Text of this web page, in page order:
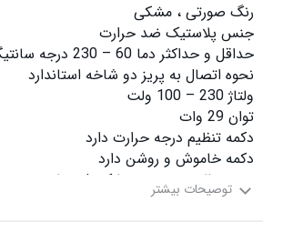
یکی از مزیت ها و مشخصه های مهم این